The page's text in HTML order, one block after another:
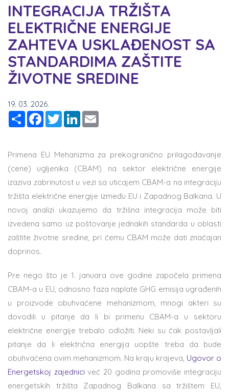
INTEGRACIJA TRŽIŠTA
ELEKTRIČNE ENERGIJE
ZAHTEVA USKLAĐENOST SA
STANDARDIMA ZAŠTITE
ŽIVOTNE SREDINE
19. 03. 2026.
ShareFacebook
TwitterLinkedIn
Primena EU Mehanizma za prekogranično prilagođavanje
(cene) ugljenika (CBAM) na sektor električne energije
izaziva zabrinutost u vezi sa uticajem CBAM-a na integraciju
tržišta električne energije između EU i Zapadnog Balkana. U
novoj analizi ukazujemo da tržišna integracija može biti
izvedena samo uz poštovanje jednakih standarda u oblasti
zaštite životne sredine, pri čemu CBAM može dati značajan
doprinos.
Pre nego što je 1. januara ove godine započela primena
CBAM-a u EU, odnosno faza naplate GHG emisija ugrađenih
u proizvode obuhvaćene mehanizmom, mnogi akteri su
dovodili u pitanje da li bi primenu CBAM-a u sektoru
električne energije trebalo odložiti. Neki su čak postavljali
pitanje da li električna energija uopšte treba da bude
obuhvaćena ovim mehanizmom. Na kraju krajeva, Ugovor o
Energetskoj zajednici već 20 godina promoviše integraciju
energetskih tržišta Zapadnog Balkana sa tržištem EU,